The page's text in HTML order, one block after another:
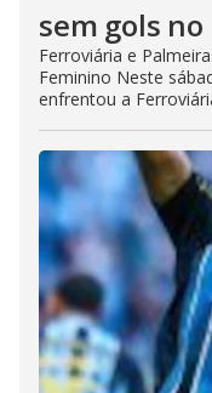
sem gols
Ferroviária e
Feminino Neste
enfrentou a